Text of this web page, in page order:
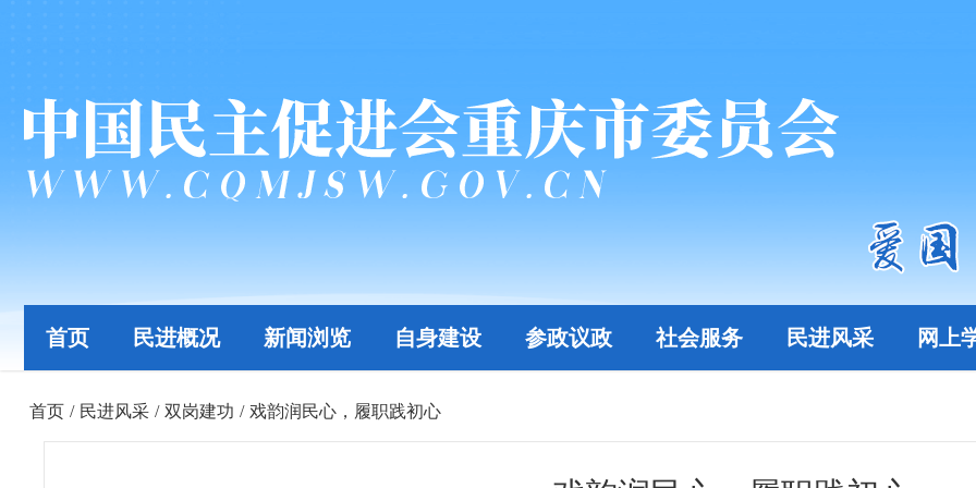
首页 民进概况 新闻浏览 自身建设 参政议政 社会服务 民进风采 网上
首页 / 民进风采 / 双岗建功 / 戏韵润民心，履职践初心